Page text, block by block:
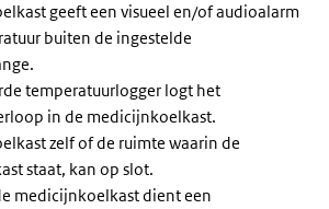
geeft een visueel en/of audioalarm
buiten de ingestelde
temperatuurlogger logt het
in de medicijnkoelkast.
zelf of de ruimte waarin de
staat, kan op slot.
medicijnkoelkast dient een